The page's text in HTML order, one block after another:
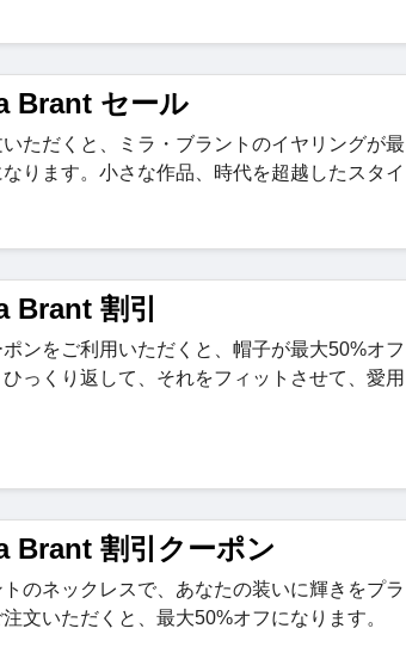
Brant セール
ただくと、ミラ・ブラントのイヤリングが最
ります。小さな作品、時代を超越したスタイ
Brant 割引
ンをご利用いただくと、帽子が最大50%オフ
っくり返して、それをフィットさせて、愛用
Brant 割引クーポン
トのネックレスで、あなたの装いに輝きをプラ
文いただくと、最大50%オフになります。